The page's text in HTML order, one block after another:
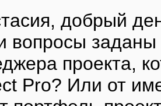
добрый
вопросы заданы
проекта,
Pro? Или от